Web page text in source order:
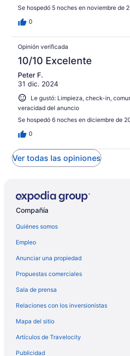
Se hospedó 5 noches en noviembre de
0
Opinión verificada
10/10 Excelente
Peter F.
31 dic. 2024
Le gustó: Limpieza, check-in,
veracidad del anuncio
Se hospedó 6 noches en diciembre de
0
Ver todas las opiniones
Compañía
Quiénes somos
Empleo
Anunciar una propiedad
Propuestas comerciales
Sala de prensa
Relaciones con los inversionistas
Mapa del sitio
Artículos de Travelocity
Publicidad